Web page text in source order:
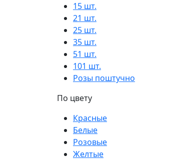
15 шт.
21 шт.
25 шт.
35 шт.
51 шт.
101 шт.
Розы поштучно
По цвету
Красные
Белые
Розовые
Желтые